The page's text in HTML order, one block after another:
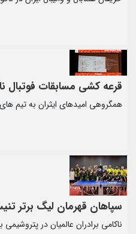
کشی مسابقات فوتبال
امیدهای ایثران به تیم های
قهرمان لیگ برتر تنیس
برادران عالمیان در پتروشیمی بندر